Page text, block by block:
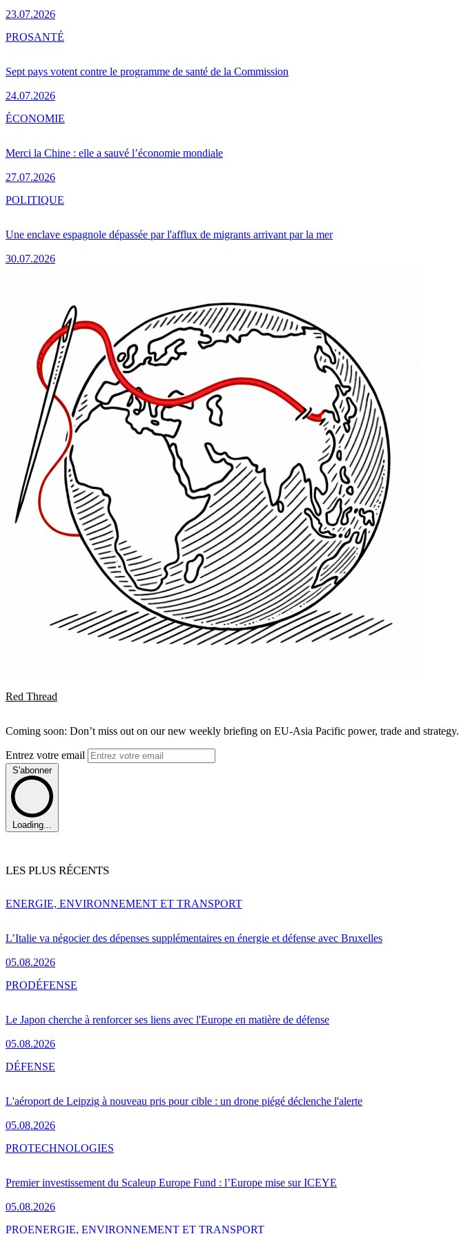
23.07.2026
Sept pays votent contre le programme de santé de la Commission
24.07.2026
PROSANTÉ
Merci la Chine : elle a sauvé l’économie mondiale
27.07.2026
ÉCONOMIE
Une enclave espagnole dépassée par l'afflux de migrants arrivant par la mer
30.07.2026
POLITIQUE
Red Thread
Coming soon: Don’t miss out on our new weekly briefing on EU-Asia Pacific power, trade and strategy.
Entrez votre email
S'abonner
Loading...
LES PLUS RÉCENTS
L’Italie va négocier des dépenses supplémentaires en énergie et défense avec Bruxelles
05.08.2026
ENERGIE, ENVIRONNEMENT ET TRANSPORT
Le Japon cherche à renforcer ses liens avec l'Europe en matière de défense
05.08.2026
PRODÉFENSE
L'aéroport de Leipzig à nouveau pris pour cible : un drone piégé déclenche l'alerte
05.08.2026
DÉFENSE
Premier investissement du Scaleup Europe Fund : l’Europe mise sur ICEYE
05.08.2026
PROTECHNOLOGIES
PROENERGIE, ENVIRONNEMENT ET TRANSPORT